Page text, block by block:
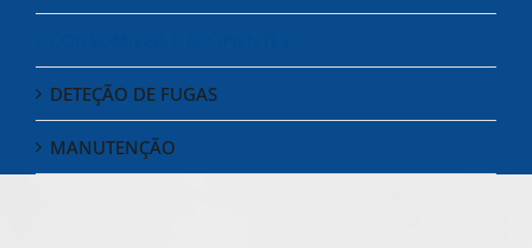
DETEÇÃO DE FUGAS
MANUTENÇÃO